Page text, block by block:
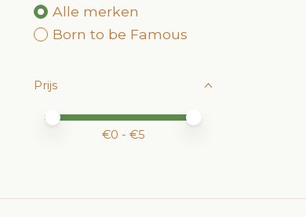
Alle merken
Born to be Famous
Prijs
Minimale prijswaarde
Price maximum value
€0 - €5